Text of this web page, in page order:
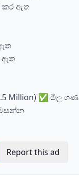
කර ඇත
ඇත
Million) ✅ මිල
Report this ad